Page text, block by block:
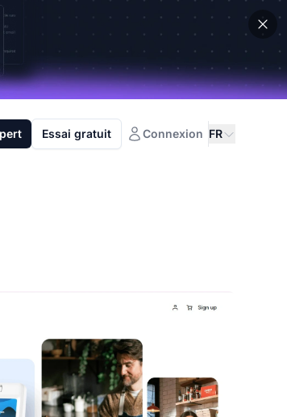
Essai gratuit Connexion FR